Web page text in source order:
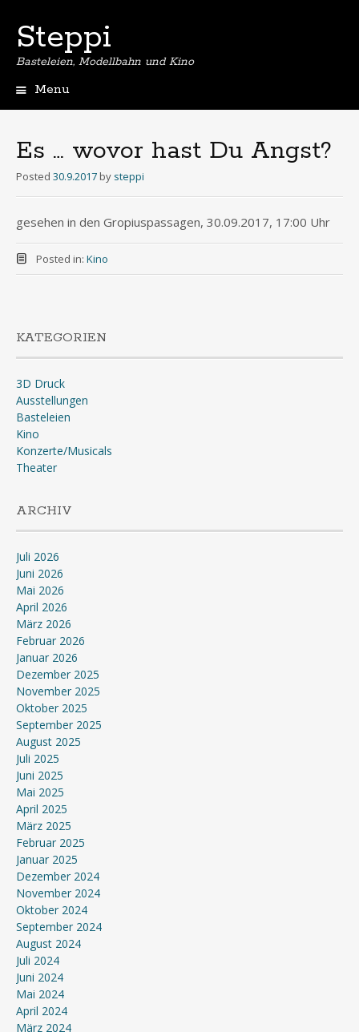
Steppi
Basteleien, Modellbahn und Kino
Menu
Es … wovor hast Du Angst?
Posted 30.9.2017 by steppi
gesehen in den Gropiuspassagen, 30.09.2017, 17:00 Uhr
Posted in: Kino
KATEGORIEN
3D Druck
Ausstellungen
Basteleien
Kino
Konzerte/Musicals
Theater
ARCHIV
Juli 2026
Juni 2026
Mai 2026
April 2026
März 2026
Februar 2026
Januar 2026
Dezember 2025
November 2025
Oktober 2025
September 2025
August 2025
Juli 2025
Juni 2025
Mai 2025
April 2025
März 2025
Februar 2025
Januar 2025
Dezember 2024
November 2024
Oktober 2024
September 2024
August 2024
Juli 2024
Juni 2024
Mai 2024
April 2024
März 2024